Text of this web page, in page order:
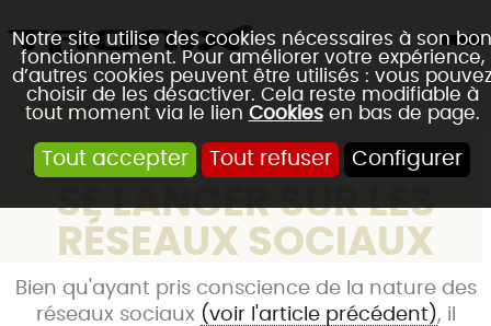
Notre site utilise des cookies nécessaires à son bon
fonctionnement. Pour améliorer votre expérience,
d’autres cookies peuvent être utilisés : vous
choisir de les désactiver. Cela reste modifiable à
tout moment via le lien Cookiesen bas de page.
Tout accepter Tout refuser Configurer
Accueil Blog
7 BONNES RAISONS DE
SE LANCER SUR LES
RÉSEAUX SOCIAUX
Bien qu'ayant pris conscience de la nature des
réseaux sociaux (voir l'article précédent), il